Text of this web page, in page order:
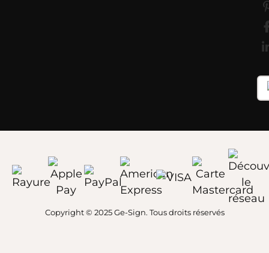
Copyright © 2025 Ge-Sign. Tous droits réservés